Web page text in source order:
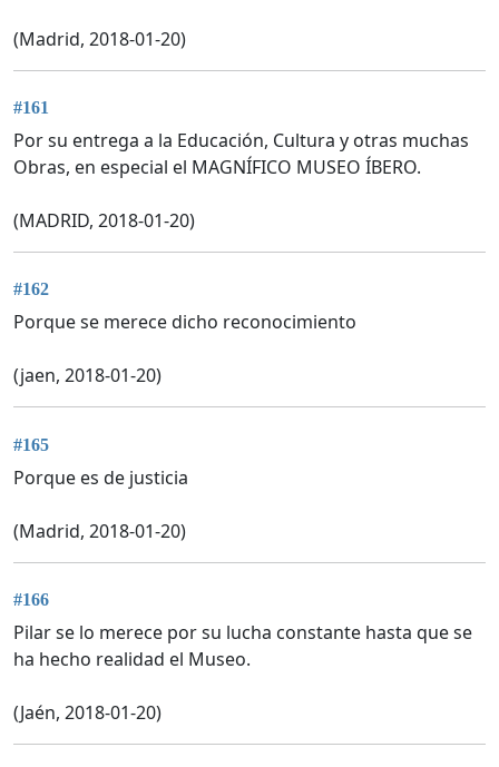
(Madrid, 2018-01-20)
#161
Por su entrega a la Educación, Cultura y otras muchas
Obras, en especial el MAGNÍFICO MUSEO ÍBERO.
(MADRID, 2018-01-20)
#162
Porque se merece dicho reconocimiento
(jaen, 2018-01-20)
#165
Porque es de justicia
(Madrid, 2018-01-20)
#166
Pilar se lo merece por su lucha constante hasta que se
ha hecho realidad el Museo.
(Jaén, 2018-01-20)